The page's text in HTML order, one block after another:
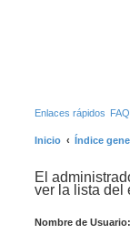
Enlaces rápidos FAQ
Inicio Índice
El
ver la lista del
Nombre de Usuario: